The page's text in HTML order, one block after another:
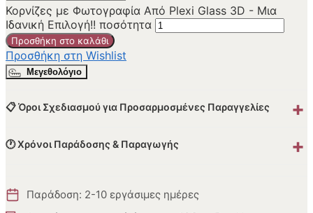
Κορνίζες με Φωτογραφία Από Plexi Glass 3D - Μια
Ιδανική Επιλογή!! ποσότητα
Προσθήκη στο καλάθι
Προσθήκη στη Wishlist
Μεγεθολόγιο
📋 Όροι Σχεδιασμού για Προσαρμοσμένες Παραγγελίες +
🕐 Χρόνοι Παράδοσης & Παραγωγής +
Παράδοση: 2-10 εργάσιμες ημέρες